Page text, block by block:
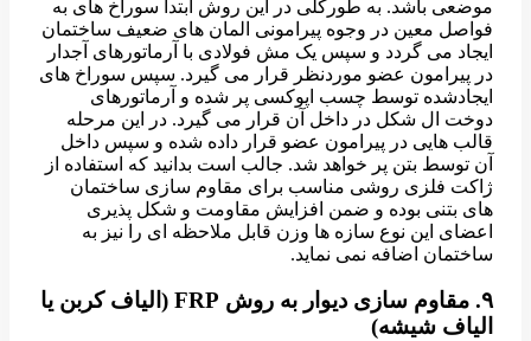
موضعی باشد. به طورکلی در این روش ابتدا سوراخ های به
فواصل معین در وجوه پیرامونی المان های ضعیف ساختمان
ایجاد می گردد و سپس یک مش فولادی با آرماتورهای آجدار
در پیرامون عضو موردنظر قرار می گیرد. سپس سوراخ های
ایجادشده توسط چسب اپوکسی پر شده و آرماتورهای
دوخت ال شکل در داخل آن قرار می گیرد. در این مرحله
قالب هایی در پیرامون عضو قرار داده شده و سپس داخل
آن توسط بتن پر خواهد شد. جالب است بدانید که استفاده از
ژاکت فلزی روشی مناسب برای مقاوم سازی ساختمان
های بتنی بوده و ضمن افزایش مقاومت و شکل پذیری
اعضای این نوع سازه ها وزن قابل ملاحظه ای را نیز به
ساختمان اضافه نمی نماید.
۹. ​مقاوم سازی دیوار به روش FRP (الیاف کربن یا
الیاف شیشه)